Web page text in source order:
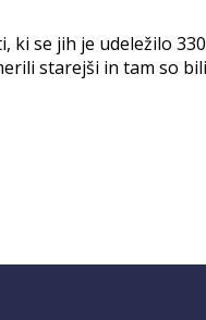
ki se jih je udeležilo
starejši in tam so